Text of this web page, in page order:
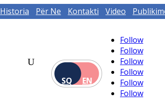
Historia Për Ne Kontakti Video
SQ
EN
Follow
Follow
Follow
Follow
Follow
Follow